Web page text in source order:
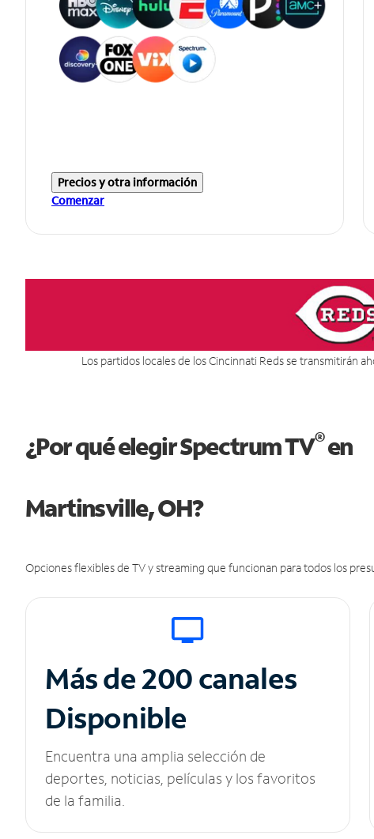
Precios y otra información
Comenzar
Los partidos locales de los Cincinnati Reds se transmitirán
¿Por qué elegir Spectrum TV®en
Martinsville, OH?
Opciones flexibles de TV y streaming que funcionan para todos los
Más de 200 canales
Disponible
Encuentra una amplia selección de
deportes, noticias, películas y los favoritos
de la familia.